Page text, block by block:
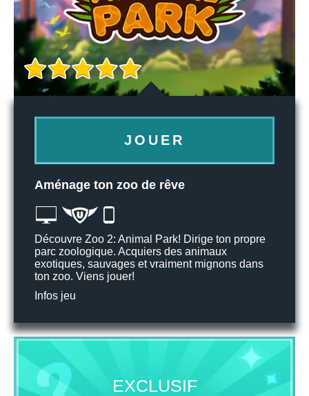
JOUER
Aménage ton zoo de rêve
Découvre Zoo 2: Animal Park! Dirige ton propre
parc zoologique. Acquiers des animaux
exotiques, sauvages et vraiment mignons dans
ton zoo. Viens jouer!
Infos jeu
EXCLUSIF